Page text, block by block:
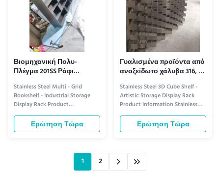
Βιομηχανική Πολυ-
Πλέγμα 201SS Ράφι
Βιτρίνας από Ανοξείδωτο
Χάλυβα Αποθήκευσης
Βιβλίων
Stainless Steel Multi - Grid
Bookshelf - Industrial Storage
Display Rack Product
information Stainless Steel
Multi-Grid Bookshelf: Industrial
Storage Display Rack Durable,
bookshelf is designed to elevate
your storage and display needs.
Ερώτηση Τώρα
Γυαλισμένα προϊόντα από
ανοξείδωτο χάλυβα 316, 3D
ράφι κύβου, καλλιτεχνική
αποθήκευση, βάση
προβολής
Stainless Steel 3D Cube Shelf -
Artistic Storage Display Rack
Product information Stainless
Steel 3D Cube Shelf: Where Art
Meets Functionality This
innovative stainless steel cube
design. Each cube is precision-
engineered to create a ...
Ερώτηση Τώρα
1 2